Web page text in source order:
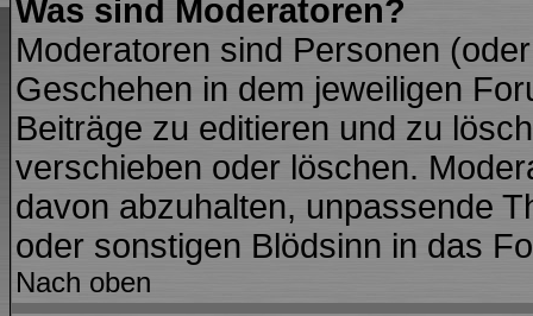
Was sind Moderatoren?
Moderatoren sind Personen
Geschehen in dem jeweiligen
Beiträge zu editieren und zu
verschieben oder löschen.
davon abzuhalten, unpassende
oder sonstigen Blödsinn in das
Nach oben